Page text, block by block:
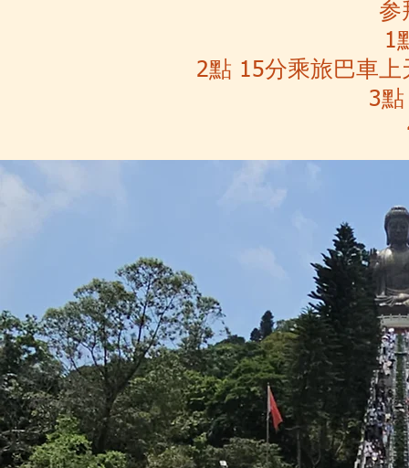
参
1
2點 15分乘旅巴車
3